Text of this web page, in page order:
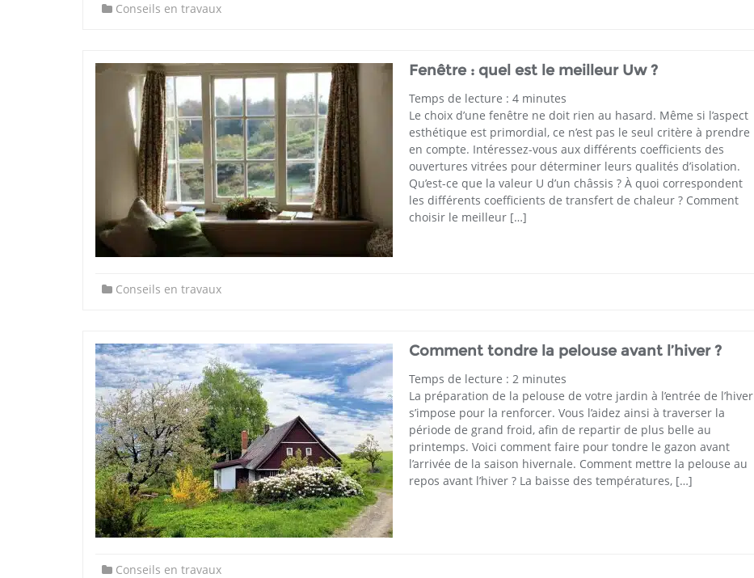
Conseils en travaux
Fenêtre : quel est le meilleur Uw ?
Temps de lecture : 4 minutes
Le choix d’une fenêtre ne doit rien au hasard. Même si l’aspect
esthétique est primordial, ce n’est pas le seul critère à prendre
en compte. Intéressez-vous aux différents coefficients des
ouvertures vitrées pour déterminer leurs qualités d’isolation.
Qu’est-ce que la valeur U d’un châssis ? À quoi correspondent
les différents coefficients de transfert de chaleur ? Comment
choisir le meilleur […]
Conseils en travaux
Comment tondre la pelouse avant l’hiver ?
Temps de lecture : 2 minutes
La préparation de la pelouse de votre jardin à l’entrée de l’hiver
s’impose pour la renforcer. Vous l’aidez ainsi à traverser la
période de grand froid, afin de repartir de plus belle au
printemps. Voici comment faire pour tondre le gazon avant
l’arrivée de la saison hivernale. Comment mettre la pelouse au
repos avant l’hiver ? La baisse des températures, […]
Conseils en travaux